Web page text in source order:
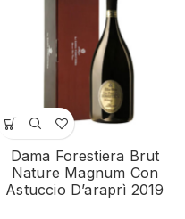
Dama Forestiera Brut
Nature Magnum Con
Astuccio D’araprì 2019